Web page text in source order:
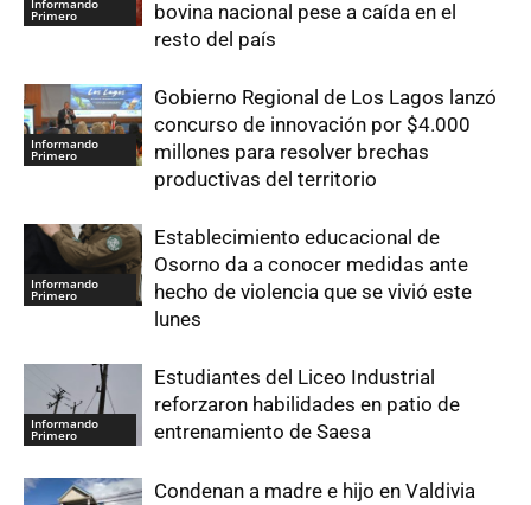
Informando
Primero
bovina nacional pese a caída en el
resto del país
Informando
Primero
Gobierno Regional de Los Lagos lanzó
concurso de innovación por $4.000
millones para resolver brechas
productivas del territorio
Informando
Primero
Establecimiento educacional de
Osorno da a conocer medidas ante
hecho de violencia que se vivió este
lunes
Informando
Primero
Estudiantes del Liceo Industrial
reforzaron habilidades en patio de
entrenamiento de Saesa
Condenan a madre e hijo en Valdivia